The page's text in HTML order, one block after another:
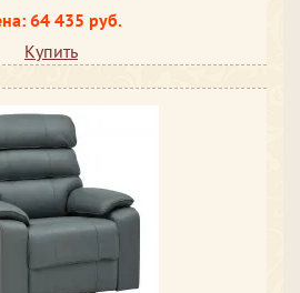
64 435 руб.
Купить